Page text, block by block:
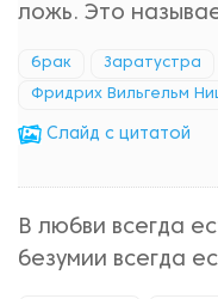
ложь. Это
брак Заратустра
Фридрих Вильгельм
Cлайд с цитатой
В любви всегда
безумии всегда